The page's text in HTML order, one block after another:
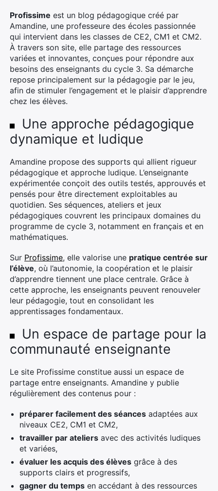
Profissime est un blog pédagogique créé par
Amandine, une professeure des écoles passionnée
qui intervient dans les classes de CE2, CM1 et CM2.
À travers son site, elle partage des ressources
variées et innovantes, conçues pour répondre aux
besoins des enseignants du cycle 3. Sa démarche
repose principalement sur la pédagogie par le jeu,
afin de stimuler l’engagement et le plaisir d’apprendre
chez les élèves.
Une approche pédagogique
dynamique et ludique
Amandine propose des supports qui allient rigueur
pédagogique et approche ludique. L’enseignante
expérimentée conçoit des outils testés, approuvés et
pensés pour être directement exploitables au
quotidien. Ses séquences, ateliers et jeux
pédagogiques couvrent les principaux domaines du
programme de cycle 3, notamment en français et en
mathématiques.
Sur Profissime, elle valorise une pratique centrée sur
l’élève, où l’autonomie, la coopération et le plaisir
d’apprendre tiennent une place centrale. Grâce à
cette approche, les enseignants peuvent renouveler
leur pédagogie, tout en consolidant les
apprentissages fondamentaux.
Un espace de partage pour la
communauté enseignante
Le site Profissime constitue aussi un espace de
partage entre enseignants. Amandine y publie
régulièrement des contenus pour :
préparer facilement des séances adaptées aux
niveaux CE2, CM1 et CM2,
travailler par ateliers avec des activités ludiques
et variées,
évaluer les acquis des élèves grâce à des
supports clairs et progressifs,
gagner du temps en accédant à des ressources